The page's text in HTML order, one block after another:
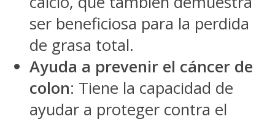
ser beneficiosa para la perdida
de grasa total.
Ayuda a prevenir el cáncer de
colon: Tiene la capacidad de
ayudar a proteger contra el